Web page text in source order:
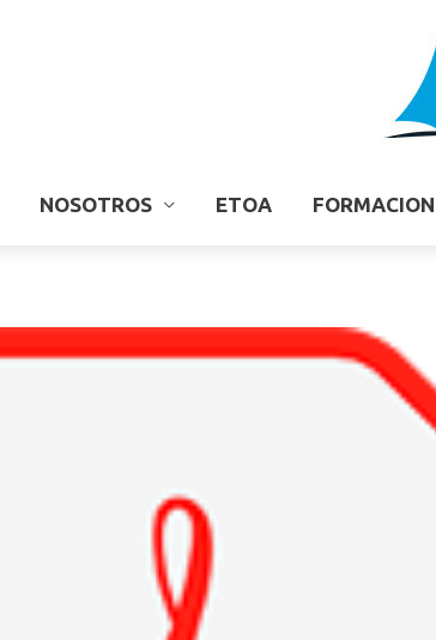
NOSOTROS ETOA FORMACION